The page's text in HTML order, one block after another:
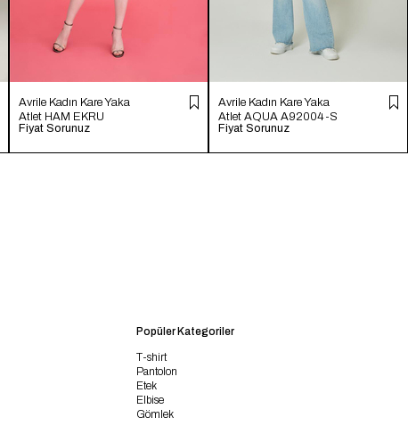
Avrile Kadın Kare Yaka
Atlet HAM EKRU
A92004-S
Fiyat Sorunuz
Avrile Kadın Kare Yaka
Atlet AQUA A92004-S
Fiyat Sorunuz
Popüler Kategoriler
T-shirt
Pantolon
Etek
Elbise
Gömlek